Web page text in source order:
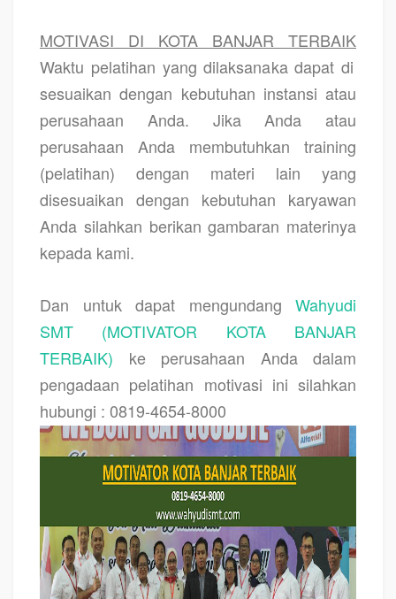
MOTIVASI DI KOTA BANJAR TERBAIK
Waktu pelatihan yang dilaksanaka dapat di
sesuaikan dengan kebutuhan instansi atau
perusahaan Anda. Jika Anda atau
perusahaan Anda membutuhkan training
(pelatihan) dengan materi lain yang
disesuaikan dengan kebutuhan karyawan
Anda silahkan berikan gambaran materinya
kepada kami.
Dan untuk dapat mengundang Wahyudi
SMT (MOTIVATOR KOTA BANJAR
TERBAIK) ke perusahaan Anda dalam
pengadaan pelatihan motivasi ini silahkan
hubungi : 0819-4654-8000